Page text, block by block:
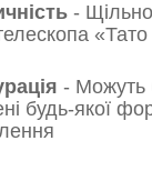
-
- Можуть
будь-якої